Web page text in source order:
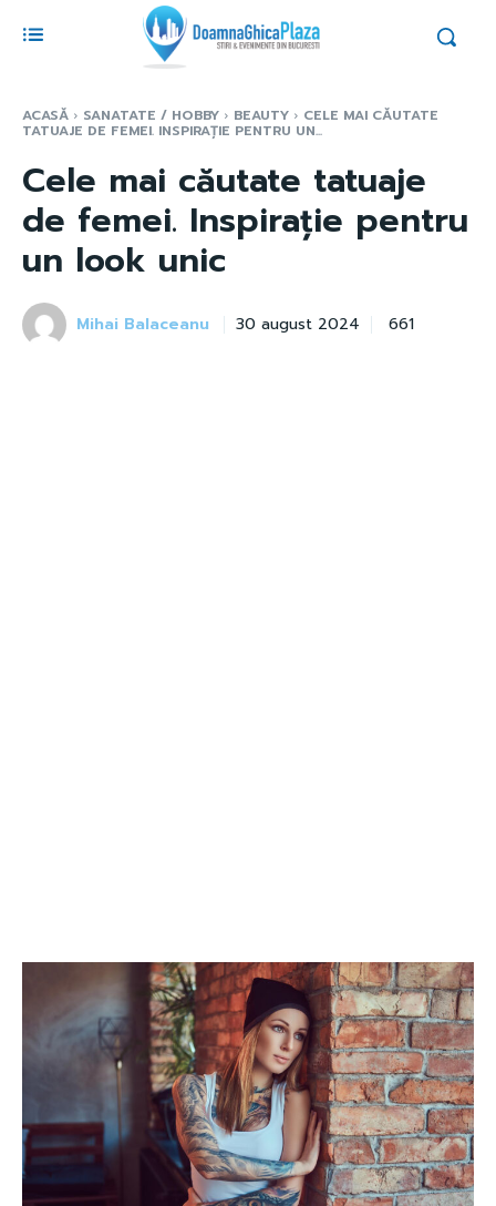
ACASĂ SANATATE / HOBBY BEAUTY CELE MAI CĂUTATE
TATUAJE DE FEMEI. INSPIRAȚIE PENTRU UN...
Cele mai căutate tatuaje
de femei. Inspirație pentru
un look unic
Mihai Balaceanu 30 august 2024 661